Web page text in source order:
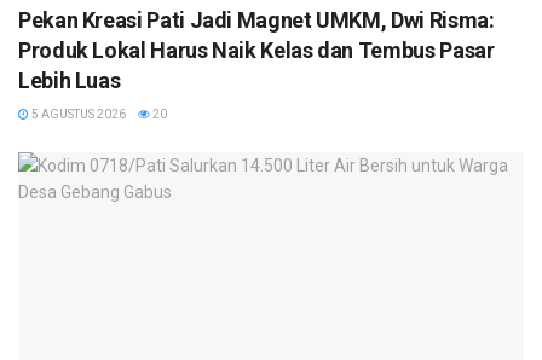
Pekan Kreasi Pati Jadi Magnet UMKM, Dwi Risma:
Produk Lokal Harus Naik Kelas dan Tembus Pasar
Lebih Luas
5 AGUSTUS 2026 20